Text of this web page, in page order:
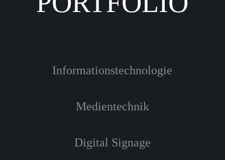
Informationstechnologie
Medientechnik
Digital Signage